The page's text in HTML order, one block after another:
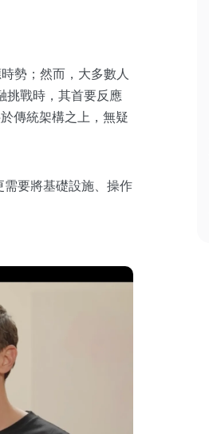
勢；然而，大多數人
挑戰時，其首要反應
傳統架構之上，無疑
要將基礎設施、操作